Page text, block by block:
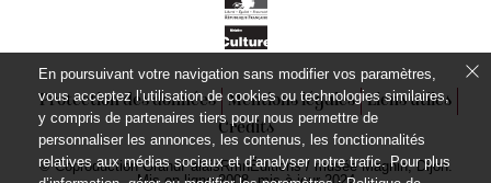
Protection des données Mentions légales
Liens utiles
Crédits
© Coproduction GrandPalaisRmnÉditions / musée Magnin, Dijon.
En poursuivant votre navigation sans modifier vos paramètres,
vous acceptez l’utilisation de cookies ou technologies similaires,
y compris de partenaires tiers pour nous permettre de
personnaliser les annonces, les contenus, les fonctionnalités
relatives aux médias sociaux et d’analyser notre trafic. Pour plus